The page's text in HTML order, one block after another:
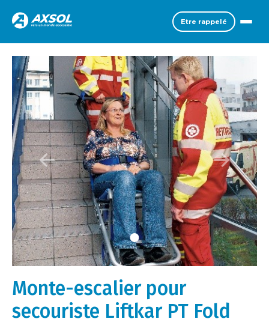
Etre rappelé
Monte-escalier pour
secouriste Liftkar PT Fold